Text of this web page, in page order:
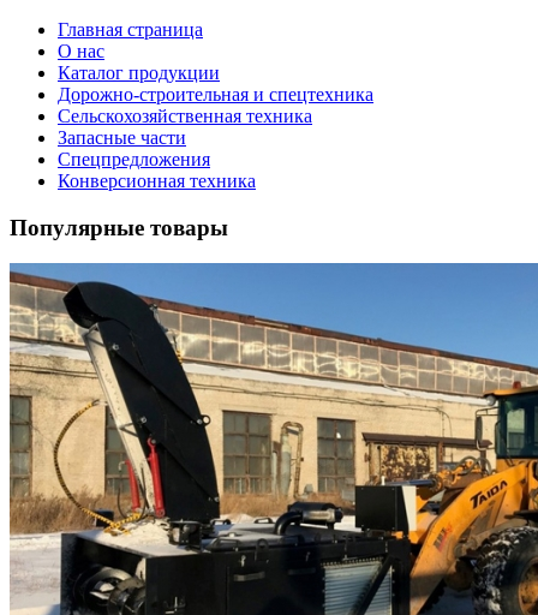
Главная страница
О нас
Каталог продукции
Дорожно-строительная и спецтехника
Сельскохозяйственная техника
Запасные части
Спецпредложения
Конверсионная техника
Популярные товары